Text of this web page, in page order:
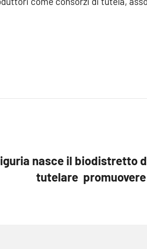
nasce il biodistretto
tutelare